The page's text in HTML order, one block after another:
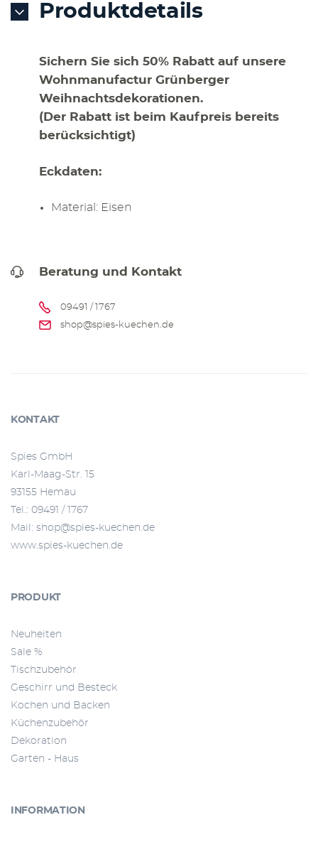
Produktdetails
Sichern Sie sich 50% Rabatt auf unsere
Wohnmanufactur Grünberger
Weihnachtsdekorationen.
(Der Rabatt ist beim Kaufpreis bereits
berücksichtigt)
Eckdaten:
Material: Eisen
Beratung und Kontakt
09491 / 1767
shop@spies-kuechen.de
KONTAKT
Spies GmbH
Karl-Maag-Str. 15
93155 Hemau
Tel.: 09491 / 1767
Mail: shop@spies-kuechen.de
www.spies-kuechen.de
PRODUKT
Neuheiten
Sale %
Tischzubehör
Geschirr und Besteck
Kochen und Backen
Küchenzubehör
Dekoration
Garten - Haus
INFORMATION